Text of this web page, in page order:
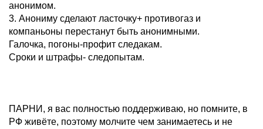
анонимом.
3. Анониму сделают ласточку+ противогаз и
компаньоны перестанут быть анонимными.
Галочка, погоны-профит следакам.
Сроки и штрафы- следопытам.
ПАРНИ, я вас полностью поддерживаю, но помните, в
РФ живёте, поэтому молчите чем занимаетесь и не